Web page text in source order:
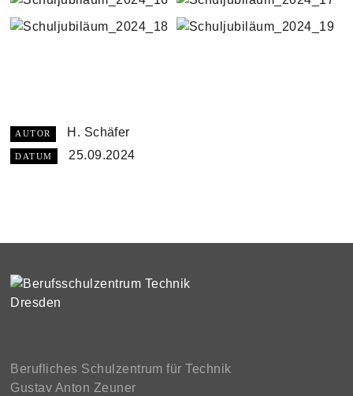
AUTOR H. Schäfer
DATUM 25.09.2024
Berufliches Schulzentrum für Technik
Gustav Anton Zeuner